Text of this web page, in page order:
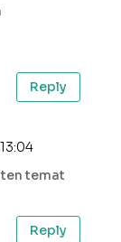
Reply
ten temat
Reply